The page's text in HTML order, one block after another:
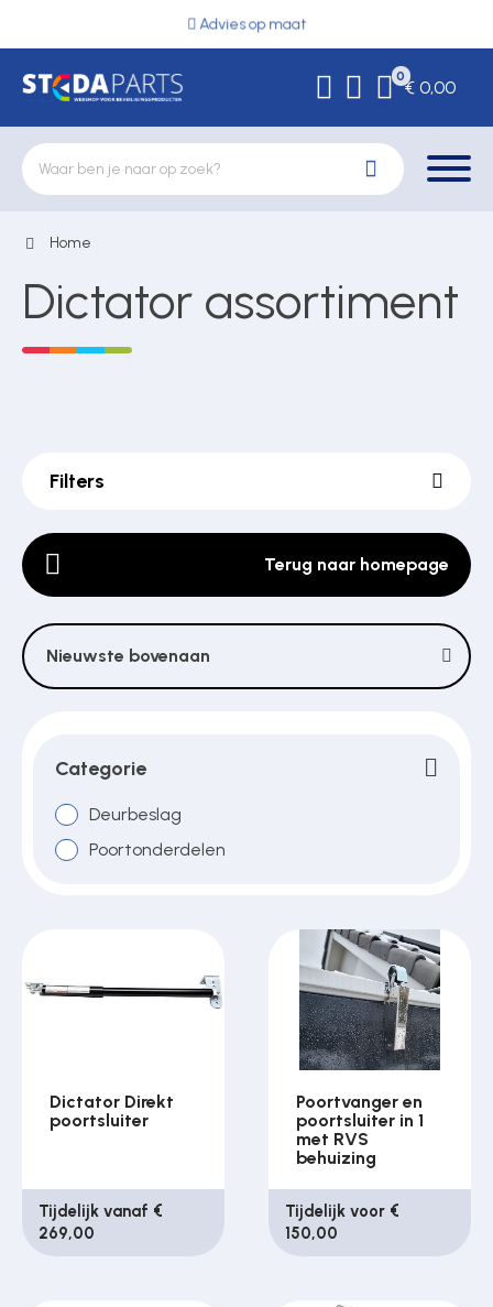
Advies op maat
0
€ 0,00
Deurbeslag
Kluizen
Poortonderdelen
Pulsgevers
Toegangscontrole
Home
Dictator assortiment
Filters
Terug naar homepage
Nieuwste bovenaan
Categorie
Deurbeslag
Poortonderdelen
Dictator Direkt
poortsluiter
Tijdelijk vanaf €
269,00
Poortvanger en
poortsluiter in 1
met RVS
behuizing
Tijdelijk voor €
150,00